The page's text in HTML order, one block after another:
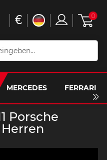
MERCEDES FERRARI
€ 0
Porsche